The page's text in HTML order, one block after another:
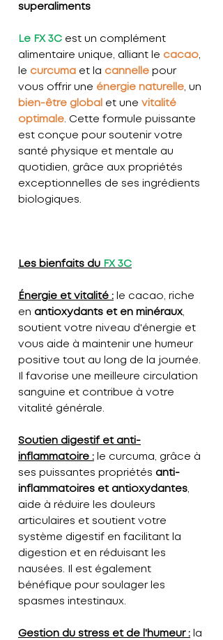
superaliments
Le FX 3C est un complément
alimentaire unique, alliant le cacao,
le curcuma et la cannelle pour
vous offrir une énergie naturelle, un
bien-être global et une vitalité
optimale. Cette formule puissante
est conçue pour soutenir votre
santé physique et mentale au
quotidien, grâce aux propriétés
exceptionnelles de ses ingrédients
biologiques.
Les bienfaits du FX 3C
Énergie et vitalité : le cacao, riche
en antioxydants et en minéraux,
soutient votre niveau d'énergie et
vous aide à maintenir une humeur
positive tout au long de la journée.
Il favorise une meilleure circulation
sanguine et contribue à votre
vitalité générale.
Soutien digestif et anti-
inflammatoire : le curcuma, grâce à
ses puissantes propriétés anti-
inflammatoires et antioxydantes,
aide à réduire les douleurs
articulaires et soutient votre
système digestif en facilitant la
digestion et en réduisant les
nausées. Il est également
bénéfique pour soulager les
spasmes intestinaux.
Gestion du stress et de l'humeur : la